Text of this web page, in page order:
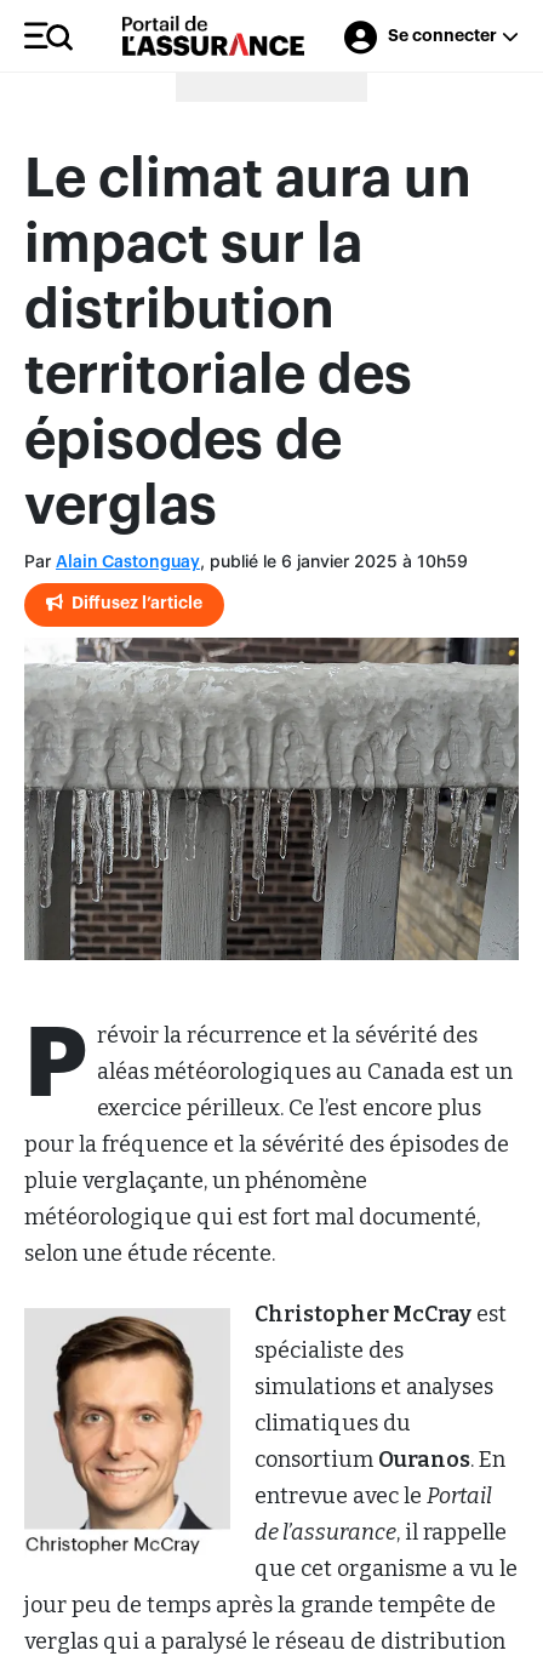
Se connecter
Merci à nos annonceurs
Le climat aura un
impact sur la
distribution
territoriale des
épisodes de
verglas
Par Alain Castonguay, publié le 6 janvier 2025 à 10h59
Diffusez l’article
P révoir la récurrence et la sévérité des
aléas météorologiques au Canada est un
exercice périlleux. Ce l’est encore plus
pour la fréquence et la sévérité des épisodes de
pluie verglaçante, un phénomène
météorologique qui est fort mal documenté,
selon une étude récente.
Christopher McCray est
spécialiste des
simulations et analyses
climatiques du
consortium Ouranos. En
entrevue avec le Portail
de l’assurance, il rappelle
que cet organisme a vu le
jour peu de temps après la grande tempête de
verglas qui a paralysé le réseau de distribution